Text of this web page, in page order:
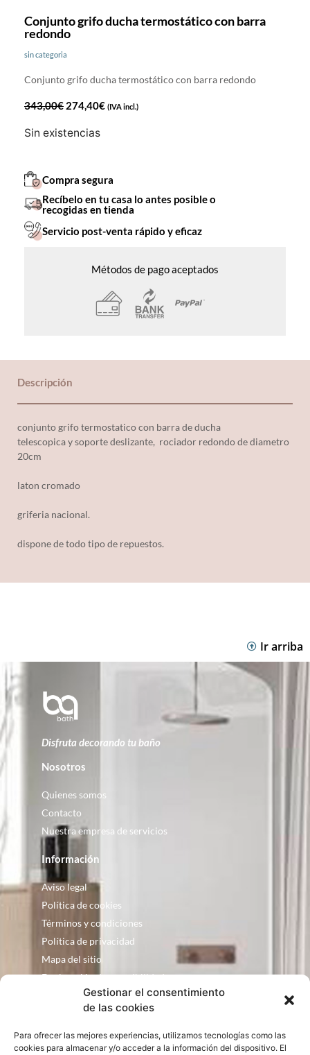
Gestionar el consentimiento
de las cookies
Para ofrecer las mejores experiencias, utilizamos tecnologías como las
cookies para almacenar y/o acceder a la información del dispositivo. El
Conjunto grifo ducha termostático con barra
redondo
sin categoria
Conjunto grifo ducha termostático con barra redondo
343,00€ 274,40€ (IVA incl.)
Sin existencias
Compra segura
Recíbelo en tu casa lo antes posible o
recogidas en tienda
Servicio post-venta rápido y eficaz
Métodos de pago aceptados
Descripción
conjunto grifo termostatico con barra de ducha
telescopica y soporte deslizante, rociador redondo de diametro
20cm
laton cromado
griferia nacional.
dispone de todo tipo de repuestos.
Ir arriba
Disfruta decorando tu baño
Nosotros
Quienes somos
Contacto
Nuestra empresa de servicios
Información
Aviso legal
Política de cookies
Términos y condiciones
Política de privacidad
Mapa del sitio
Declaración de accesibilidad
Contacto
Fontanería Baquero
C/ Justo Zoco, 36 Ejea de los Caballeros